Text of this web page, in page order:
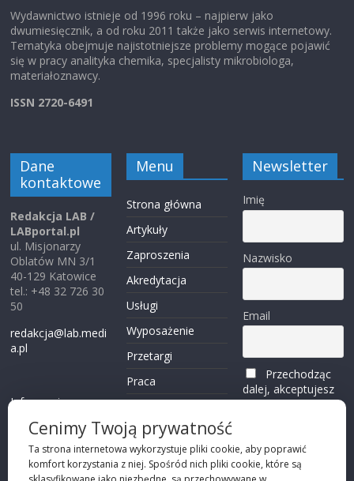
Wydawnictwo istnieje od 1996 roku – najpierw jako
dwumiesięcznik, a od roku 2011 także jako serwis internetowy.
Tematyka obejmuje najistotniejsze problemy mogące pojawić
się w pracy analityka chemika, specjalisty mikrobiologa,
materiałoznawcy.
ISSN 2720-6491
Dane
kontaktowe
Redakcja LAB /
LABportal.pl
ul. Misjonarzy
Oblatów MN 3/1
40-129 Katowice
tel.: +48 32 726 30
50
redakcja@lab.medi
a.pl
Informacje o
Przechodząc dalej,
Menu
Strona główna
Artykuły
Zaproszenia
Akredytacja
Usługi
Wyposażenie
Przetargi
Praca
Kontakt
Newsletter
Imię
Nazwisko
Email
Przechodząc
dalej, akceptujesz
politykę
Cenimy Twoją prywatność
Ta strona internetowa wykorzystuje pliki cookie, aby poprawić
komfort korzystania z niej. Spośród nich pliki cookie, które są